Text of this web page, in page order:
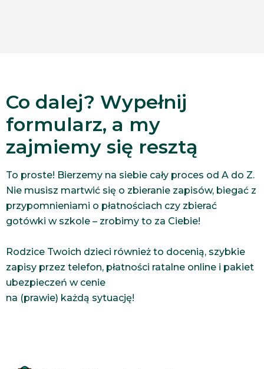
Co dalej? Wypełnij
formularz, a my
zajmiemy się resztą
To proste! Bierzemy na siebie cały proces od A do Z.
Nie musisz martwić się o zbieranie zapisów, biegać z
przypomnieniami o płatnościach czy zbierać
gotówki w szkole – zrobimy to za Ciebie!
Rodzice Twoich dzieci również to docenią, szybkie
zapisy przez telefon, płatności ratalne online i pakiet
ubezpieczeń w cenie
na (prawie) każdą sytuację!